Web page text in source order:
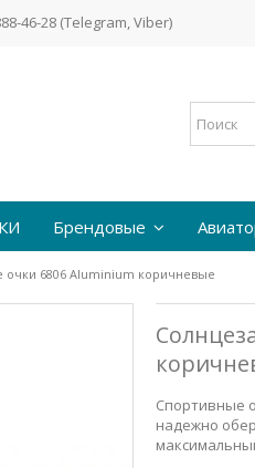
46-28 (Telegram, Viber)
Брендовые
очки 6806 Aluminium коричневые
Спортивные
надежно